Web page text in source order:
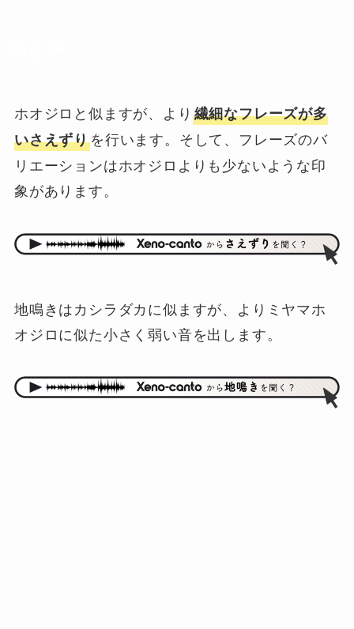
ホオジロと似ますが、より 繊細なフレーズが多
いさえずりを行います。そして、フレーズのバ
リエーションはホオジロよりも少ないような印
象があります。
地鳴きはカシラダカに似ますが、よりミヤマホ
オジロに似た小さく弱い音を出します。